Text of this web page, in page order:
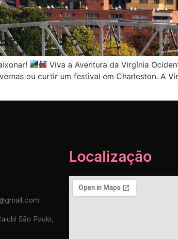
Viva a Aventura da Virgínia
ou curtir um festival em Charleston. A
São Paulo,
Localização